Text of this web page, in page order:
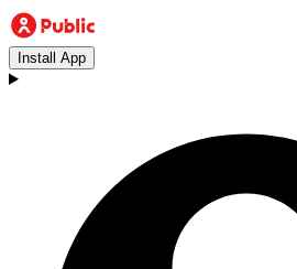
Install App